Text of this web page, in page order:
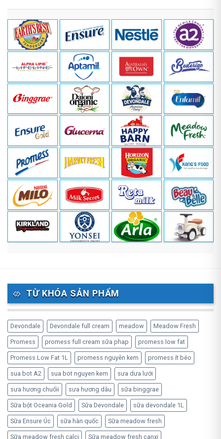
TỪ KHÓA SẢN PHẨM
Devondale Devondale full cream meadow Meadow Fresh
Promess promess full cream sữa phap promess low fat
Promess Low Fat 1L promess nguyên kem promess ít béo
sua bot A2 sua bot nguyen kem sưa dưa lưới
sưa hương chuốii sưa hương dâu sữa binggrae
Sữa bột Oceania Gold Sữa Devondale sữa devondale 1L
Sữa Ensure Úc sữa hàn quốc Sữa meadow fresh
Sữa meadow fresh calci Sữa meadow fresh canxi